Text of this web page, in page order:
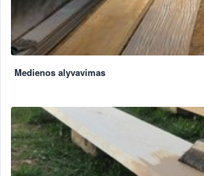
Medienos alyvavimas